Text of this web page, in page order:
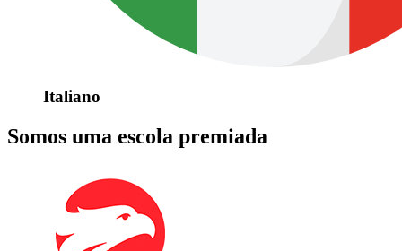
Italiano
Somos uma escola premiada